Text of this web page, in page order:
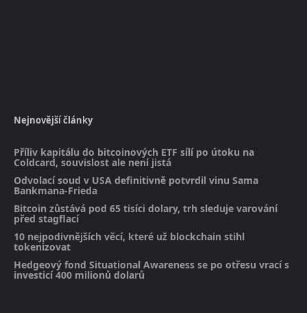
Nejnovější články
Příliv kapitálu do bitcoinových ETF sílí po útoku na
Coldcard, souvislost ale není jistá
Odvolací soud v USA definitivně potvrdil vinu Sama
Bankmana-Frieda
Bitcoin zůstává pod 65 tisíci dolary, trh sleduje varování
před stagflací
10 nejpodivnějších věcí, které už blockchain stihl
tokenizovat
Hedgeový fond Situational Awareness se po otřesu vrací s
investicí 400 milionů dolarů